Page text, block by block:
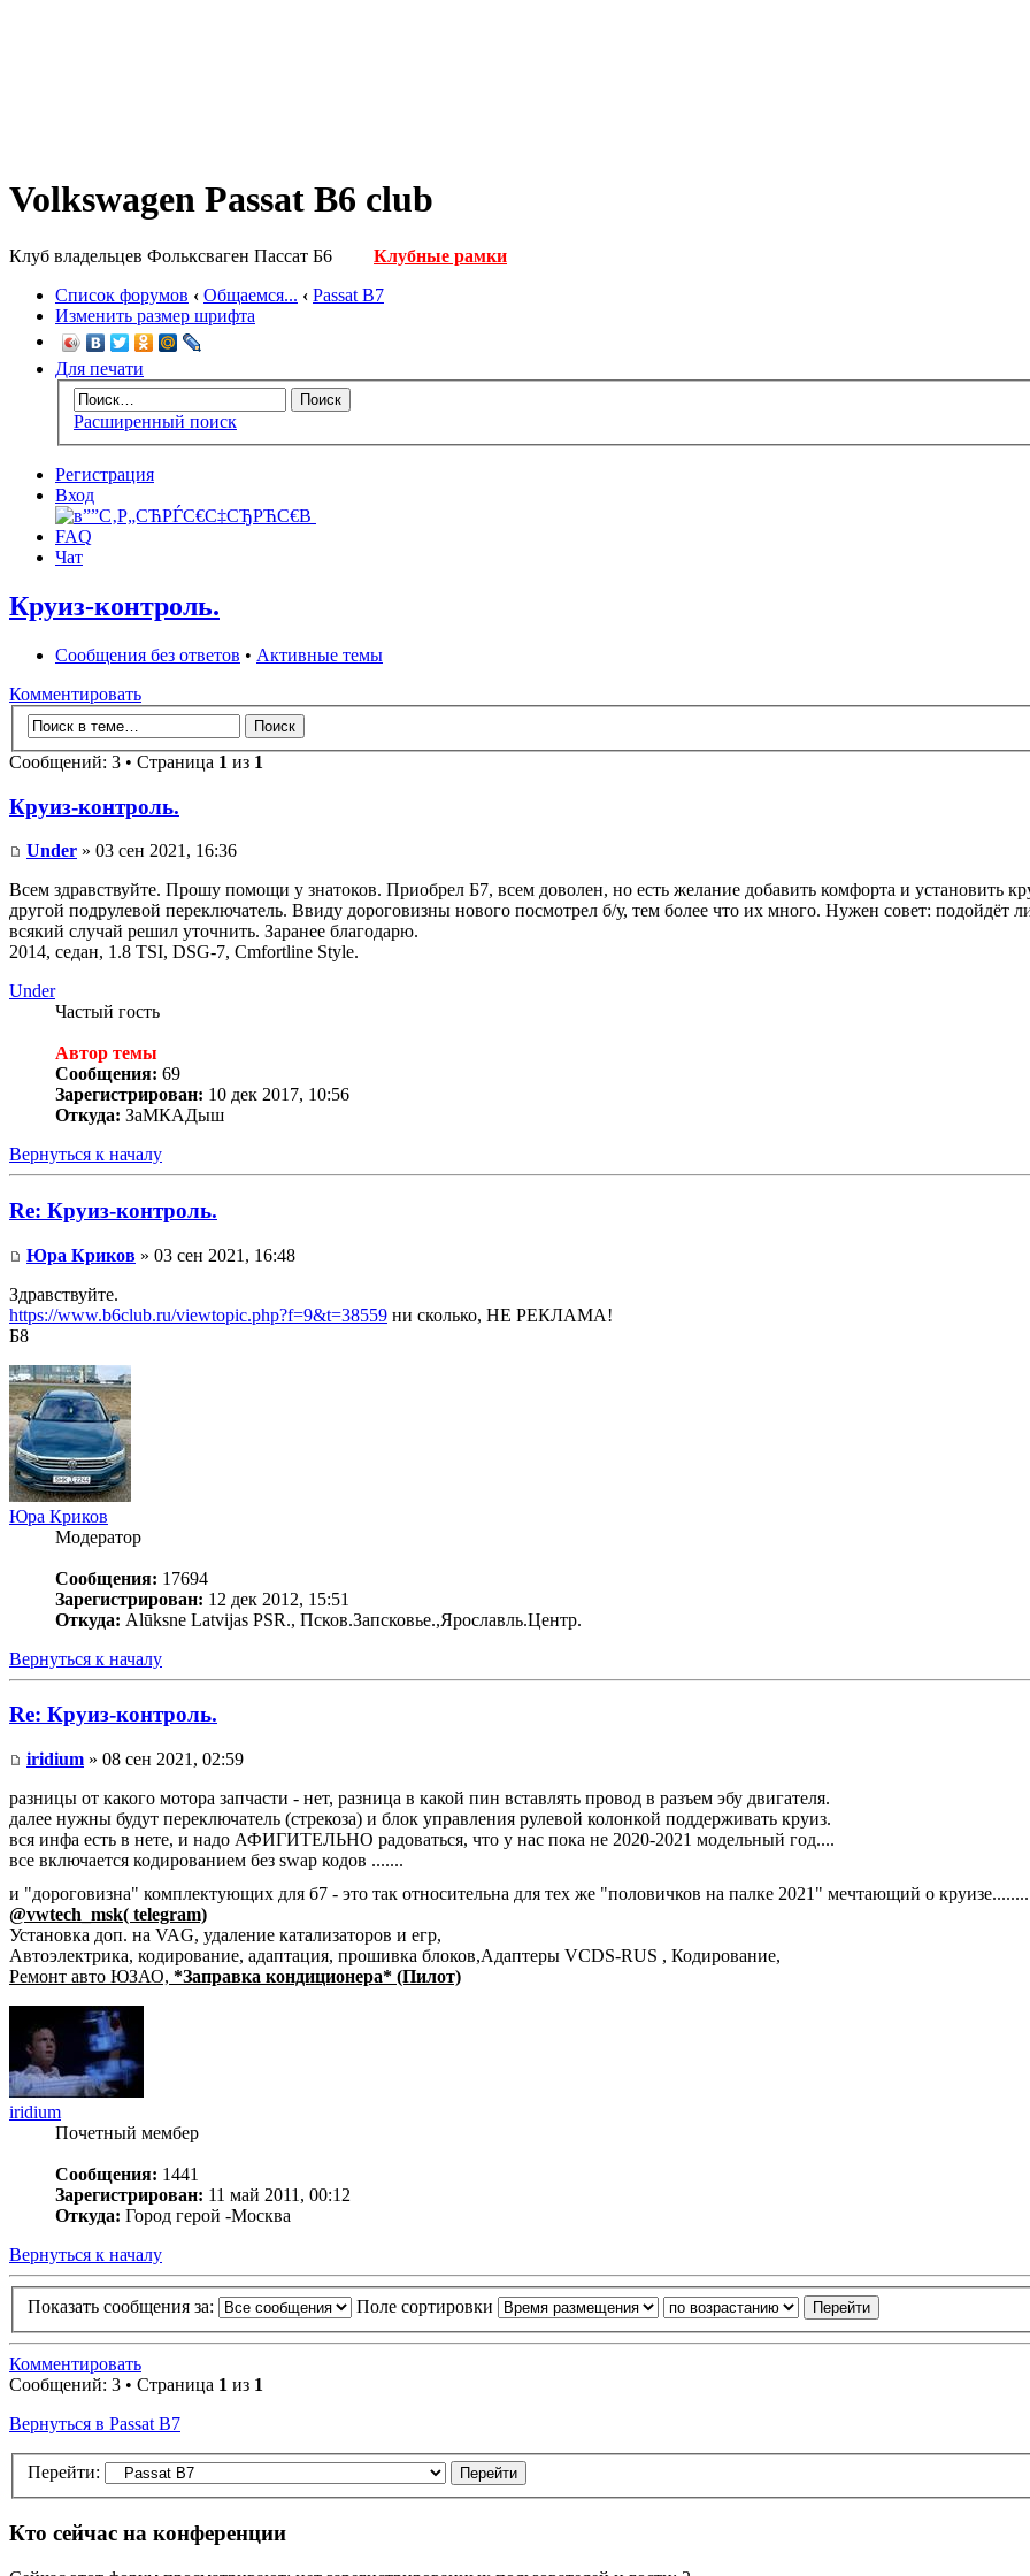
Volkswagen Passat B6 club
Клуб владельцев Фольксваген Пассат Б6
Клубные рамки
Список форумов ‹ Общаемся... ‹ Passat B7
Изменить размер шрифта
Для печати
Расширенный поиск
Регистрация
Вход
FAQ
Чат
Круиз-контроль.
Сообщения без ответов • Активные темы
Комментировать
Сообщений: 3 • Страница 1 из 1
Круиз-контроль.
Under » 03 сен 2021, 16:36
Всем здравствуйте. Прошу помощи у знатоков. Приобрел Б7, всем доволен, но есть желание добавить комфорта и установить
другой подрулевой переключатель. Ввиду дороговизны нового посмотрел б/у, тем более что их много. Нужен совет: подойдёт
всякий случай решил уточнить. Заранее благодарю.
2014, седан, 1.8 TSI, DSG-7, Cmfortline Style.
Under
Частый гость
Автор темы
Сообщения: 69
Зарегистрирован: 10 дек 2017, 10:56
Откуда: ЗаМКАДыш
Вернуться к началу
Re: Круиз-контроль.
Юра Криков » 03 сен 2021, 16:48
Здравствуйте.
https://www.b6club.ru/viewtopic.php?f=9&t=38559 ни сколько, НЕ РЕКЛАМА!
Б8
Юра Криков
Модератор
Сообщения: 17694
Зарегистрирован: 12 дек 2012, 15:51
Откуда: Alūksne Latvijas PSR., Псков.Запсковье.,Ярославль.Центр.
Вернуться к началу
Re: Круиз-контроль.
iridium » 08 сен 2021, 02:59
разницы от какого мотора запчасти - нет, разница в какой пин вставлять провод в разъем эбу двигателя.
далее нужны будут переключатель (стрекоза) и блок управления рулевой колонкой поддерживать круиз.
вся инфа есть в нете, и надо АФИГИТЕЛЬНО радоваться, что у нас пока не 2020-2021 модельный год....
все включается кодированием без swap кодов .......
и "дороговизна" комплектующих для б7 - это так относительна для тех же "половичков на палке 2021" мечтающий о
@vwtech_msk( telegram)
Установка доп. на VAG, удаление катализаторов и егр,
Автоэлектрика, кодирование, адаптация, прошивка блоков,Адаптеры VCDS-RUS , Кодирование,
Ремонт авто ЮЗАО, *Заправка кондиционера* (Пилот)
iridium
Почетный мембер
Сообщения: 1441
Зарегистрирован: 11 май 2011, 00:12
Откуда: Город герой -Москва
Вернуться к началу
Показать сообщения за: Поле сортировки
Комментировать
Сообщений: 3 • Страница 1 из 1
Вернуться в Passat B7
Перейти:
Кто сейчас на конференции